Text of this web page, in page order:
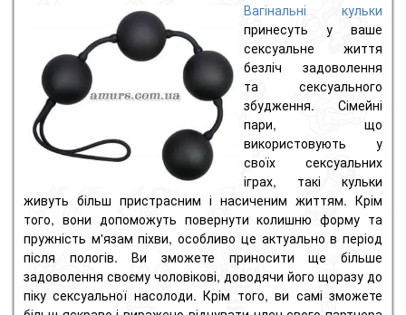
Вагінальні кульки
принесуть у ваше
сексуальне життя
безліч задоволення
та сексуального
збудження. Сімейні
пари, що
використовують у
своїх сексуальних
іграх, такі кульки
живуть більш пристрасним і насиченим життям. Крім
того, вони допоможуть повернути колишню форму та
пружність м'язам піхви, особливо це актуально в період
після пологів. Ви зможете приносити ще більше
задоволення своєму чоловікові, доводячи його щоразу до
піку сексуальної насолоди. Крім того, ви самі зможете